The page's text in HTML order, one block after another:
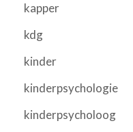
kapper
kdg
kinder
kinderpsychologie
kinderpsycholoog